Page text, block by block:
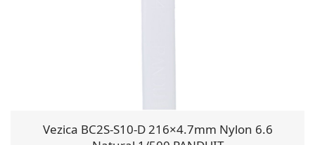
Vezica BC2S-S10-D 216×4.7mm Nylon 6.6